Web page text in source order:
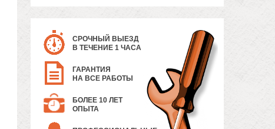
СРОЧНЫЙ ВЫЕЗД
В ТЕЧЕНИЕ 1 ЧАСА
ГАРАНТИЯ
НА ВСЕ РАБОТЫ
БОЛЕЕ 10 ЛЕТ
ОПЫТА